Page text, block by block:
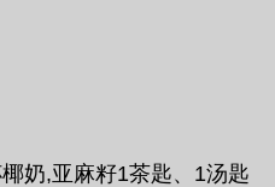
奶,亚麻籽1茶匙、1汤匙